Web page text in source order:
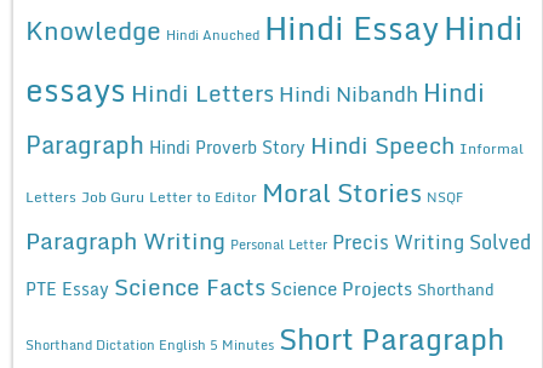
Knowledge Hindi Anuched Hindi EssayHindi
essays Hindi Letters Hindi Nibandh Hindi
Paragraph Hindi Proverb Story Hindi Speech Informal
Letters Job Guru Letter to Editor Moral Stories NSQF
Paragraph Writing Personal Letter Precis Writing Solved
PTE Essay Science Facts Science Projects Shorthand
Shorthand Dictation English 5 Minutes Short Paragraph